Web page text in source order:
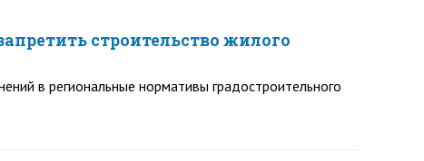
строительство жилого
в региональные нормативы градостроительного